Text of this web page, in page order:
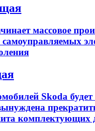
массовое
Skoda
комплектующих